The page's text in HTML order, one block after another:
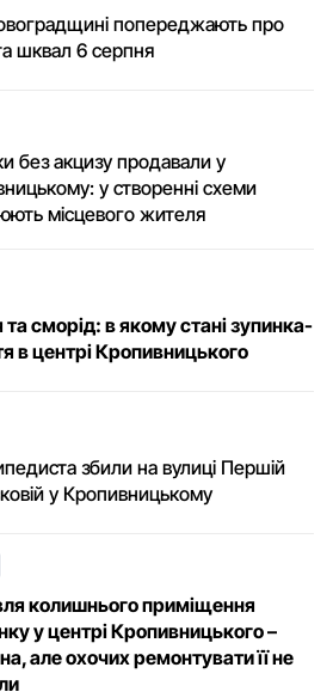
попереджають про
шквал 6 серпня
без акцизу продавали у
у створенні схеми
місцевого жителя
та сморід: в якому стані зупинка-
в центрі Кропивницького
збили на вулиці Першій
у Кропивницькому
колишнього приміщення
у центрі Кропивницького –
але охочих ремонтувати її не